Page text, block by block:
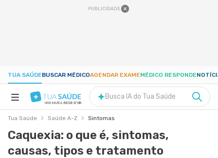
PUBLICIDADE
TUA SAÚDEBUSCAR MÉDICOAGENDAR EXAMEMÉDICO RESPONDE
NUTRIÇÃO
UMA MARCA REDE D'OR
Busca IA do Tua Saúde
Tua Saúde Saúde A-Z Sintomas
Caquexia: o que é, sintomas,
causas, tipos e tratamento